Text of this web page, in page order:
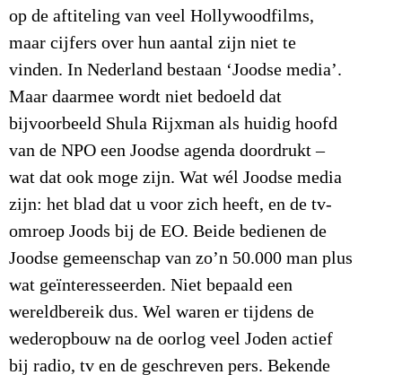
op de aftiteling van veel Hollywoodfilms,
maar cijfers over hun aantal zijn niet te
vinden. In Nederland bestaan ‘Joodse media’.
Maar daarmee wordt niet bedoeld dat
bijvoorbeeld Shula Rijxman als huidig hoofd
van de NPO een Joodse agenda doordrukt –
wat dat ook moge zijn. Wat wél Joodse media
zijn: het blad dat u voor zich heeft, en de tv-
omroep Joods bij de EO. Beide bedienen de
Joodse gemeenschap van zo’n 50.000 man plus
wat geïnteresseerden. Niet bepaald een
wereldbereik dus. Wel waren er tijdens de
wederopbouw na de oorlog veel Joden actief
bij radio, tv en de geschreven pers. Bekende